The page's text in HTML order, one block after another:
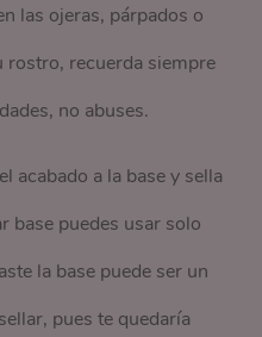
las ojeras, párpados o
rostro, recuerda siempre
no abuses.
acabado a la base y sella
base puedes usar solo
la base puede ser un
pues te quedaría